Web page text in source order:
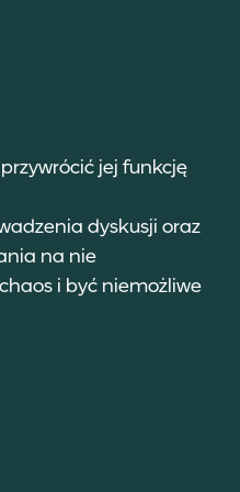
jej funkcję
dyskusji oraz
na nie
i być niemożliwe